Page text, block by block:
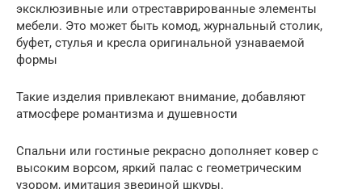
эксклюзивные или отреставрированные элементы
мебели. Это может быть комод, журнальный столик,
буфет, стулья и кресла оригинальной узнаваемой
формы
Такие изделия привлекают внимание, добавляют
атмосфере романтизма и душевности
Спальни или гостиные рекрасно дополняет ковер с
высоким ворсом, яркий палас с геометрическим
узором, имитация звериной шкуры.